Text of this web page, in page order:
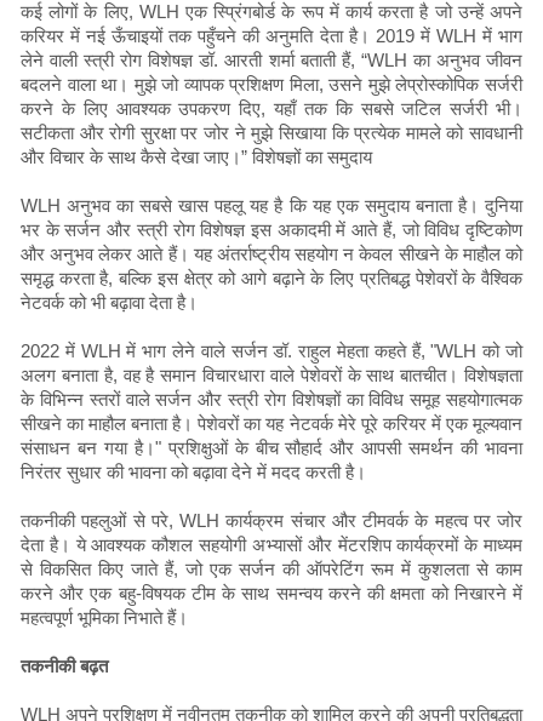
कई लोगों के लिए, WLH एक स्प्रिंगबोर्ड के रूप में कार्य करता है जो उन्हें अपने
करियर में नई ऊँचाइयों तक पहुँचने की अनुमति देता है। 2019 में WLH में भाग
लेने वाली स्त्री रोग विशेषज्ञ डॉ. आरती शर्मा बताती हैं, “WLH का अनुभव जीवन
बदलने वाला था। मुझे जो व्यापक प्रशिक्षण मिला, उसने मुझे लेप्रोस्कोपिक सर्जरी
करने के लिए आवश्यक उपकरण दिए, यहाँ तक कि सबसे जटिल सर्जरी भी।
सटीकता और रोगी सुरक्षा पर जोर ने मुझे सिखाया कि प्रत्येक मामले को सावधानी
और विचार के साथ कैसे देखा जाए।” विशेषज्ञों का समुदाय
WLH अनुभव का सबसे खास पहलू यह है कि यह एक समुदाय बनाता है। दुनिया
भर के सर्जन और स्त्री रोग विशेषज्ञ इस अकादमी में आते हैं, जो विविध दृष्टिकोण
और अनुभव लेकर आते हैं। यह अंतर्राष्ट्रीय सहयोग न केवल सीखने के माहौल को
समृद्ध करता है, बल्कि इस क्षेत्र को आगे बढ़ाने के लिए प्रतिबद्ध पेशेवरों के वैश्विक
नेटवर्क को भी बढ़ावा देता है।
2022 में WLH में भाग लेने वाले सर्जन डॉ. राहुल मेहता कहते हैं, "WLH को जो
अलग बनाता है, वह है समान विचारधारा वाले पेशेवरों के साथ बातचीत। विशेषज्ञता
के विभिन्न स्तरों वाले सर्जन और स्त्री रोग विशेषज्ञों का विविध समूह सहयोगात्मक
सीखने का माहौल बनाता है। पेशेवरों का यह नेटवर्क मेरे पूरे करियर में एक मूल्यवान
संसाधन बन गया है।" प्रशिक्षुओं के बीच सौहार्द और आपसी समर्थन की भावना
निरंतर सुधार की भावना को बढ़ावा देने में मदद करती है।
तकनीकी पहलुओं से परे, WLH कार्यक्रम संचार और टीमवर्क के महत्व पर जोर
देता है। ये आवश्यक कौशल सहयोगी अभ्यासों और मेंटरशिप कार्यक्रमों के माध्यम
से विकसित किए जाते हैं, जो एक सर्जन की ऑपरेटिंग रूम में कुशलता से काम
करने और एक बहु-विषयक टीम के साथ समन्वय करने की क्षमता को निखारने में
महत्वपूर्ण भूमिका निभाते हैं।
तकनीकी बढ़त
WLH अपने प्रशिक्षण में नवीनतम तकनीक को शामिल करने की अपनी प्रतिबद्धता